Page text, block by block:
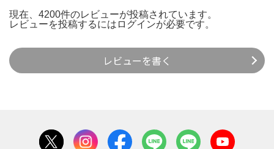
現在、4200件のレビューが投稿されています。
レビューを投稿するには ログインが必要です。
レビューを書く